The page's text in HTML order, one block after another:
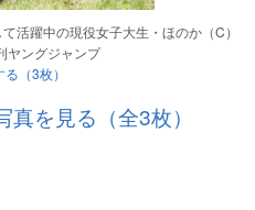
活躍中の現役女子大生・ほのか（C）
ヤングジャンプ
（3枚）
真を見る（全3枚）